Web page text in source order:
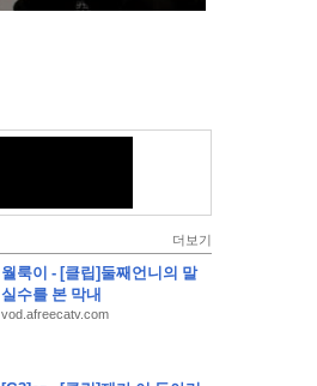
더보기
월룩이 - [클립]둘째언니의 말
실수를 본 막내
vod.afreecatv.com